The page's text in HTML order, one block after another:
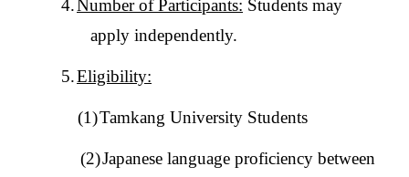
4.Number of Participants: Students may
apply independently.
5.Eligibility:
(1)Tamkang University Students
(2)Japanese language proficiency between